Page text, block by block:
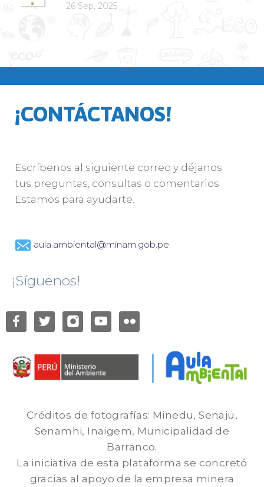
26 Sep, 2025
¡CONTÁCTANOS!
Escríbenos al siguiente correo y déjanos
tus preguntas, consultas o comentarios.
Estamos para ayudarte.
aula.ambiental@minam.gob.pe
¡Síguenos!
Créditos de fotografías: Minedu, Senaju,
Senamhi, Inaigem, Municipalidad de
Barranco.
La iniciativa de esta plataforma se concretó
gracias al apoyo de la empresa minera